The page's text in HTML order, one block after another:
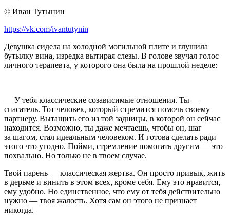
© Иван Тутынин
https://vk.com/ivantutynin
Девушка сидела на холодной могильной плите и глушила
бутылку вина, изредка вытирая слезы. В голове звучал голос
личного терапевта, у которого она была на прошлой неделе:
— У тебя классические созависимые отношения. Ты —
спасатель. Тот человек, который стремится помочь своему
партнеру. Вытащить его из той задницы, в которой он сейчас
находится. Возможно, ты даже мечтаешь, чтобы он, шаг
за шагом, стал идеальным человеком. И готова сделать ради
этого что угодно. Пойми, стремление помогать другим — это
похвально. Но только не в твоем случае.
Твой парень — классическая жертва. Он просто привык, жить
в дерьме и винить в этом всех, кроме себя. Ему это нравится,
ему удобно. Но единственное, что ему от тебя действительно
нужно — твоя жалость. Хотя сам он этого не признает
никогда.